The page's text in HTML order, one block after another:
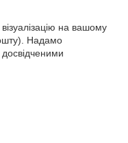
на вашому
Надамо